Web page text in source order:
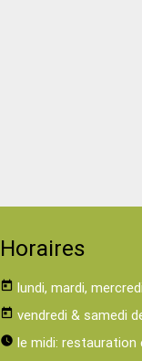
Horaires
today lundi, mardi,
today vendredi & samedi
watch_later le midi: restauration